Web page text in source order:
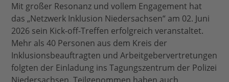
Mit großer Resonanz und vollem Engagement hat
das „Netzwerk Inklusion Niedersachsen“ am 02. Juni
2026 sein Kick-off-Treffen erfolgreich veranstaltet.
Mehr als 40 Personen aus dem Kreis der
Inklusionsbeauftragten und Arbeitgebervertretungen
folgten der Einladung ins Tagungszentrum der Polizei